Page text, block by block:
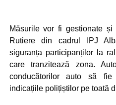
Măsurile vor fi gestionate
Rutiere din cadrul IPJ
siguranța participanților la
care tranzitează zona.
conducătorilor auto să
indicațiile polițiștilor pe toată